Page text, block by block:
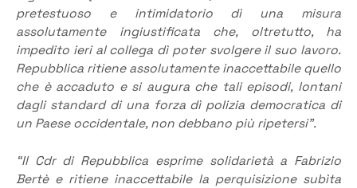
pretestuoso e intimidatorio dì una misura
assolutamente ingiustificata che, oltretutto, ha
impedito ieri al collega dì poter svolgere il suo lavoro.
Repubblica ritiene assolutamente inaccettabile quello
che è accaduto e si augura che tali episodi, lontani
dagli standard di una forza dì polizia democratica di
un Paese occidentale, non debbano più ripetersi”.
“Il Cdr di Repubblica esprime solidarietà a Fabrizio
Bertè e ritiene inaccettabile la perquisizione subìta